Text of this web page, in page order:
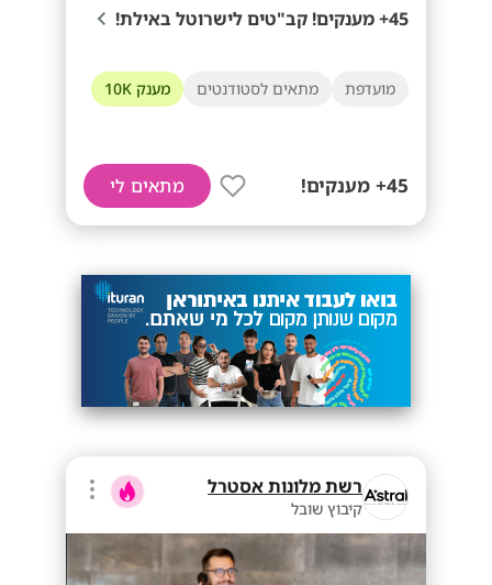
45+ מענקים! קב"טים לישרוטל באילת!
מועדפת מתאים לסטודנטים מענק 10K
45+ מענקים! מתאים לי
רשת מלונות אסטרל
קיבוץ שובל